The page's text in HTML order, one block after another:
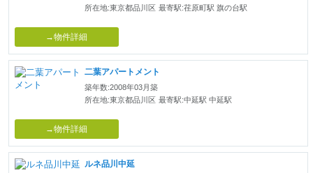
所在地:東京都品川区 最寄駅:荏原町駅 旗の台駅
→物件詳細
二葉アパートメント
築年数:2008年03月築
所在地:東京都品川区 最寄駅:中延駅 中延駅
→物件詳細
ルネ品川中延